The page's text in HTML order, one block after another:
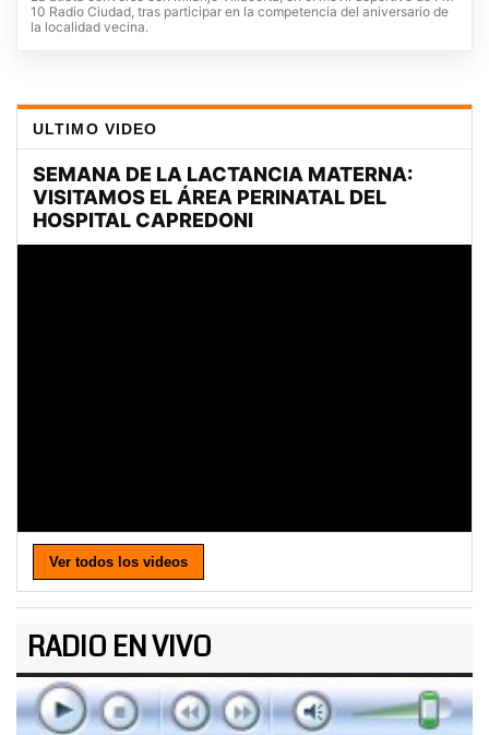
10 Radio Ciudad, tras participar en la competencia del aniversario de
la localidad vecina.
ULTIMO VIDEO
Ver todos los videos
RADIO EN VIVO